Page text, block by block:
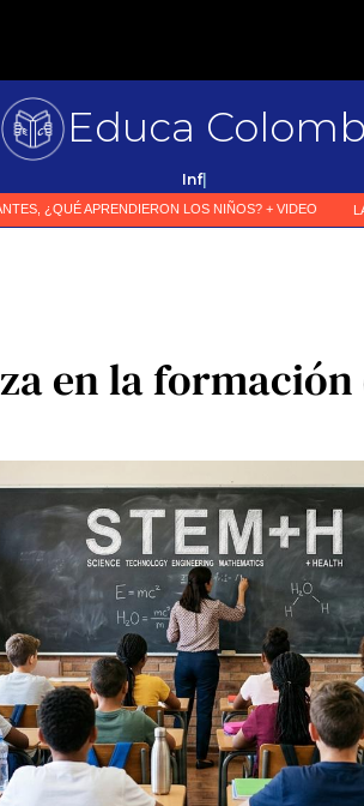
Educa
Primer medi
en la